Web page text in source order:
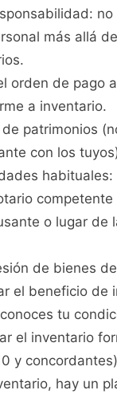
no
más allá
orden de pago
a inventario.
patrimonios
con los
habituales:
o lugar de
de bienes
el beneficio de
tu
el inventario
y
hay un